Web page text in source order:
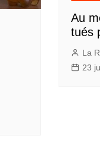
Au
tués
La
23